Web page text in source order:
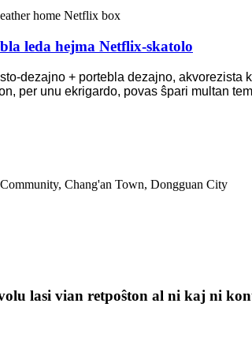
leda hejma Netflix-skatolo
dezajno + portebla dezajno,
per unu ekrigardo, povas ŝpari multan
Chang'an Town, Dongguan City
lasi vian retpoŝton al ni kaj ni